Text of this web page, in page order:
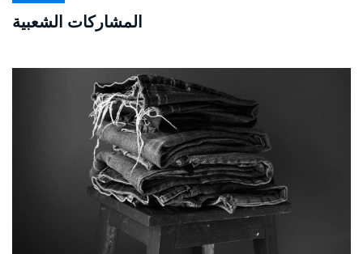
المشاركات الشعبية